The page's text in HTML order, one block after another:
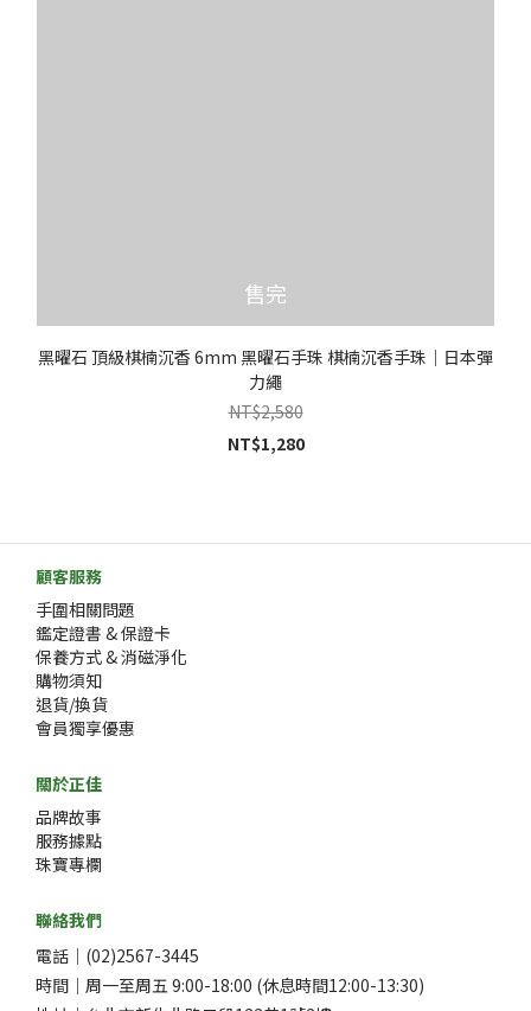
售完
黑曜石 頂級棋楠沉香 6mm 黑曜石手珠 棋楠沉香手珠｜日本彈
力繩
NT$2,580
NT$1,280
顧客服務
手圍相關問題
鑑定證書 & 保證卡
保養方式 & 消磁淨化
購物須知
退貨/換貨
會員獨享優惠
關於正佳
品牌故事
服務據點
珠寶專欄
聯絡我們
電話｜(02)2567-3445
時間｜周一至周五 9:00-18:00 (休息時間12:00-13:30)